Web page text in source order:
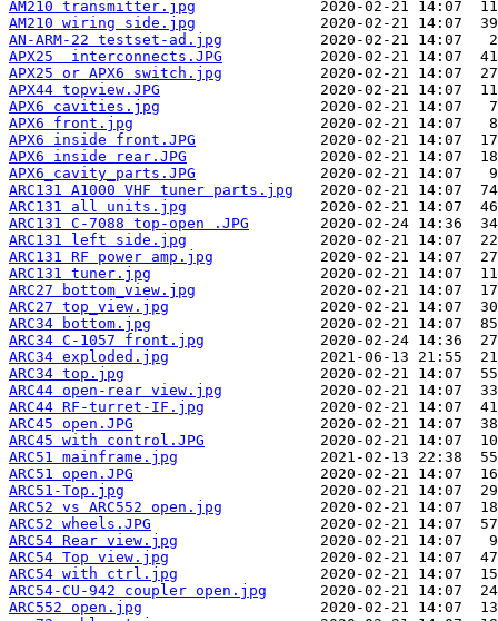
AM210 transmitter.jpg
AM210 wiring side.jpg
AN-ARM-22 testset-ad.jpg
APX25  interconnects.JPG
APX25 or APX6 switch.jpg
APX44 topview.JPG
APX6 cavities.jpg
APX6 front.jpg
APX6 inside front.JPG
APX6 inside rear.JPG
APX6_cavity_parts.JPG
ARC131 A1000 VHF tuner parts.jpg
ARC131 all units.jpg
ARC131 C-7088 top-open .JPG
ARC131 left side.jpg
ARC131 RF power amp.jpg
ARC131 tuner.jpg
ARC27 bottom_view.jpg
ARC27 top_view.jpg
ARC34 bottom.jpg
ARC34 C-1057 front.jpg
ARC34 exploded.jpg
ARC34 top.jpg
ARC44 open-rear view.jpg
ARC44 RF-turret-IF.jpg
ARC45 open.JPG
ARC45 with control.JPG
ARC51 mainframe.jpg
ARC51 open.JPG
ARC51-Top.jpg
ARC52 vs ARC552 open.jpg
ARC52 wheels.JPG
ARC54 Rear view.jpg
ARC54 Top view.jpg
ARC54 with ctrl.jpg
ARC54-CU-942 coupler open.jpg
ARC552 open.jpg